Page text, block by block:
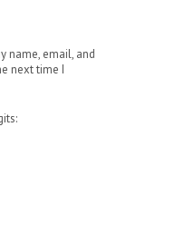
name, email, and
next time I